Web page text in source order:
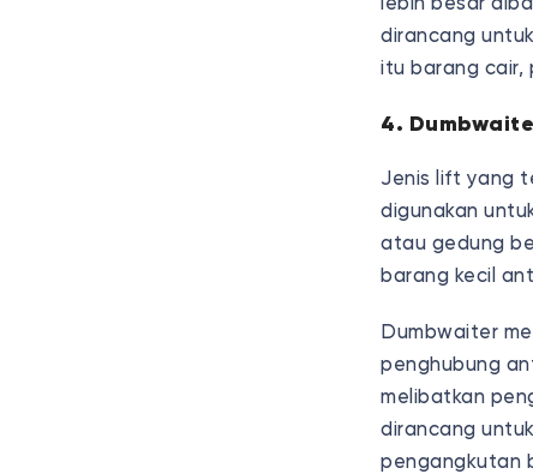
dirancang
itu barang cair,
4.
Jenis lift yang
digunakan
atau gedung
barang kecil
Dumbwaiter
penghubung
melibatkan
dirancang
pengangkutan